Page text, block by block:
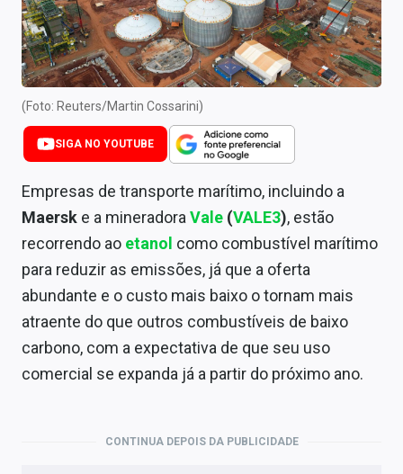
Comprar ou vender?
Carteiras Recomendadas
Central de Dividendos
Central de Fundos Imobiliários
Renda Fixa
Finanças Pessoais
Mercados
Economia
Empresas
(Foto: Reuters/Martin Cossarini)
SIGA NO YOUTUBE
Empresas de transporte marítimo, incluindo a
Maersk e a mineradoraVale (VALE3), estão
recorrendo ao etanol como combustível marítimo
para reduzir as emissões, já que a oferta
abundante e o custo mais baixo o tornam mais
atraente do que outros combustíveis de baixo
carbono, com a expectativa de que seu uso
comercial se expanda já a partir do próximo ano.
CONTINUA DEPOIS DA PUBLICIDADE